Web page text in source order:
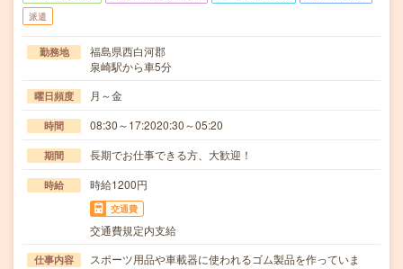
派遣
勤務地
福島県西白河郡
泉崎駅から車5分
曜日頻度 月～金
時間 08:30～17:2020:30～05:20
期間 長期でお仕事できる方、大歓迎！
時給 時給1200円
交通費
交通費規定内支給
仕事内容
スポーツ用品や車載器に使われるゴム製品を作っていま